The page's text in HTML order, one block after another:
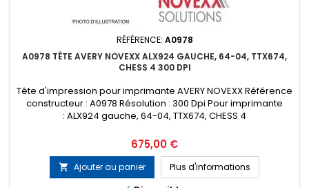
RÉFÉRENCE: A0978
A0978 TÊTE AVERY NOVEXX ALX924 GAUCHE, 64-04, TTX674,
CHESS 4 300 DPI
Tête d'impression pour imprimante AVERY NOVEXX Référence
constructeur : A0978 Résolution : 300 Dpi Pour imprimante
: ALX924 gauche, 64-04, TTX674, CHESS 4
Prix
675,00 €
 Ajouter au panier Plus d'informations